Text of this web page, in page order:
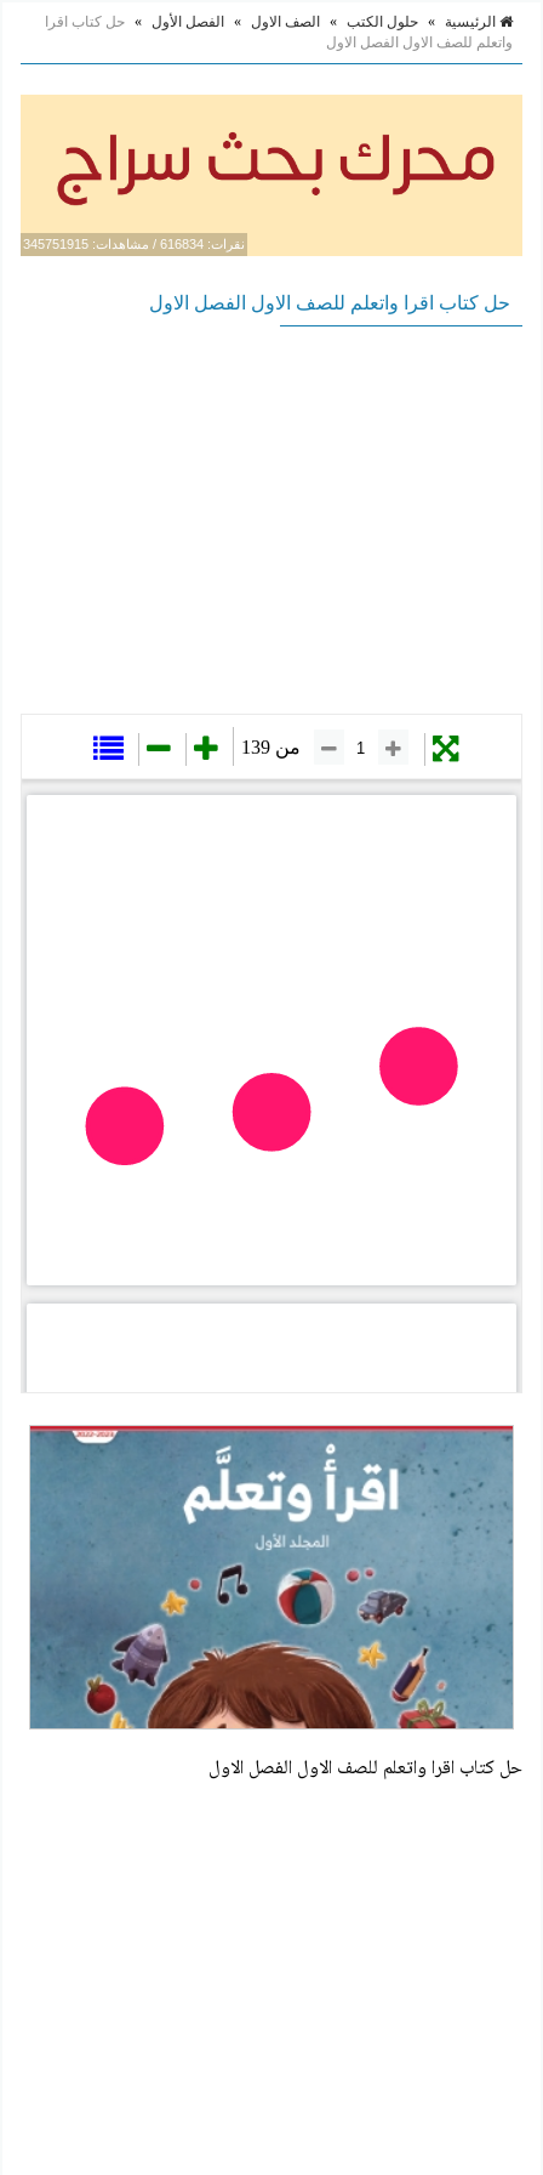
الرئيسية » حلول الكتب » الصف الاول » الفصل الأول » حل كتاب اقرا
واتعلم للصف الاول الفصل الاول
نقرات: 616834 / مشاهدات: 345751915
حل كتاب اقرا واتعلم للصف الاول الفصل الاول
حل كتاب اقرا واتعلم للصف الاول الفصل الاول